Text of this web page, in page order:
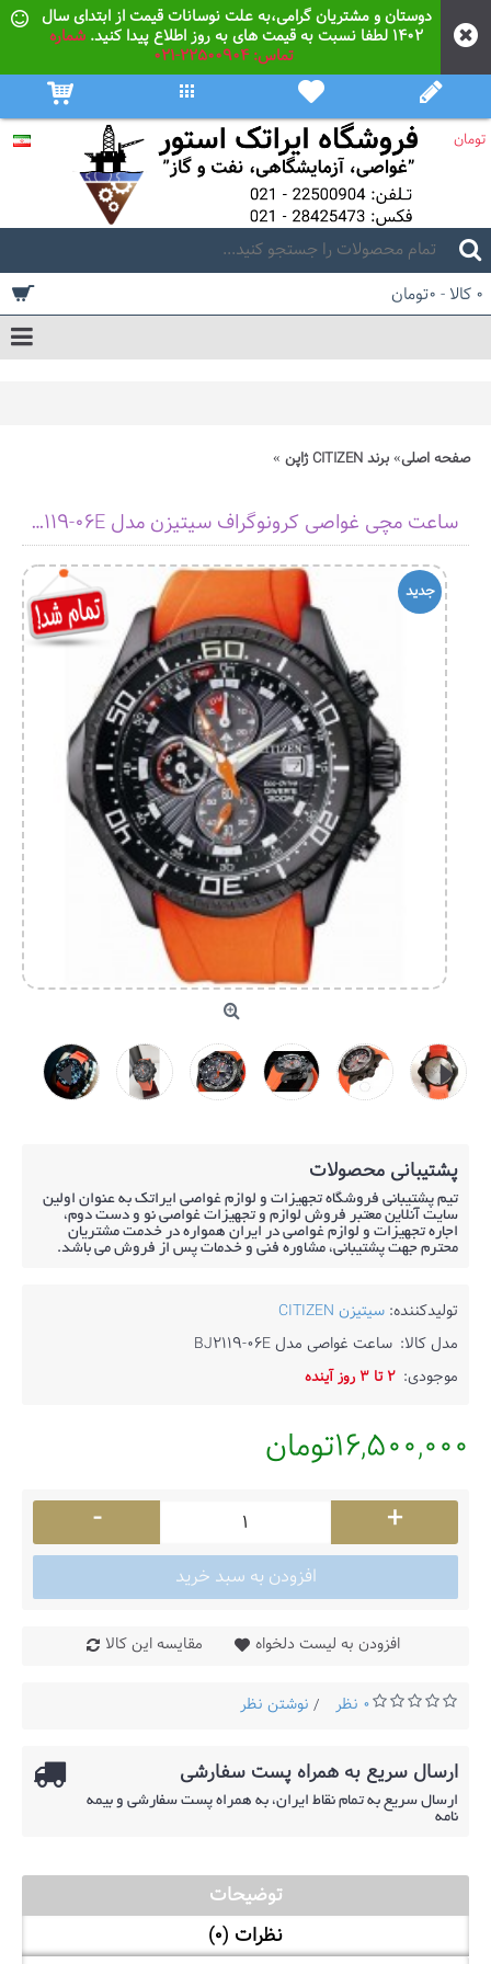
دوستان و مشتریان گرامی،به علت نوسانات قیمت از ابتدای سال
۱۴۰۲ لطفا نسبت به قیمت های به روز اطلاع پیدا کنید. شماره
تماس: 22500904-021
تومان
0 کالا - 0تومان
صفحه اصلی برند CITIZEN ژاپن
ساعت مچی غواصی کرونوگراف سیتیزن مدل BJ2119-06E
جديد
پشتیبانی محصولات
تیم پشتیبانی فروشگاه تجهیزات و لوازم غواصی ایراتک به عنوان اولین
سایت آنلاین معتبر فروش لوازم و تجهیزات غواصی نو و دست دوم،
اجاره تجهیزات و لوازم غواصی در ایران همواره در خدمت مشتریان
محترم جهت پشتیبانی، مشاوره فنی و خدمات پس از فروش می باشد.
تولیدکننده: سیتیزن CITIZEN
مدل کالا: ساعت غواصی مدل BJ2119-06E
موجودی: 2 تا 3 روز آینده
16,500,000تومان
- +
افزودن به سبد خرید
افزودن به لیست دلخواه مقایسه این کالا
0 نظر / نوشتن نظر
ارسال سریع به همراه پست سفارشی
ارسال سریع به تمام نقاط ایران، به همراه پست سفارشی و بیمه
نامه
توضیحات
نظرات (0)